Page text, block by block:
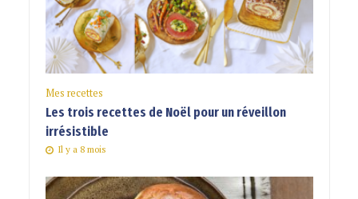
Mes recettes
Les trois recettes de Noël pour un réveillon
irrésistible
Il y a 8 mois